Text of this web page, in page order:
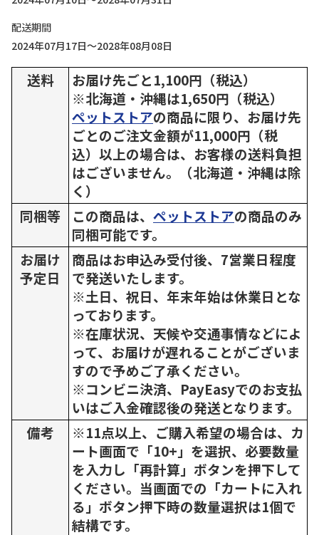
配送期間
2024年07月17日～2028年08月08日
送料
お届け先ごと1,100円（税込）
※北海道・沖縄は1,650円（税込）
ペットストアの商品に限り、お届け先
ごとのご注文金額が11,000円（税
込）以上の場合は、お客様の送料負担
はございません。（北海道・沖縄は除
く）
同梱等
この商品は、 ペットストアの商品のみ
同梱可能です。
お届け
予定日
商品はお申込み受付後、7営業日程度
で発送いたします。
※土日、祝日、年末年始は休業日とな
っております。
※在庫状況、天候や交通事情などによ
って、お届けが遅れることがございま
すので予めご了承ください。
※コンビニ決済、PayEasyでのお支払
いはご入金確認後の発送となります。
備考
※11点以上、ご購入希望の場合は、カ
ート画面で「10+」を選択、必要数量
を入力し「再計算」ボタンを押下して
ください。当画面での「カートに入れ
る」ボタン押下時の数量選択は1個で
結構です。